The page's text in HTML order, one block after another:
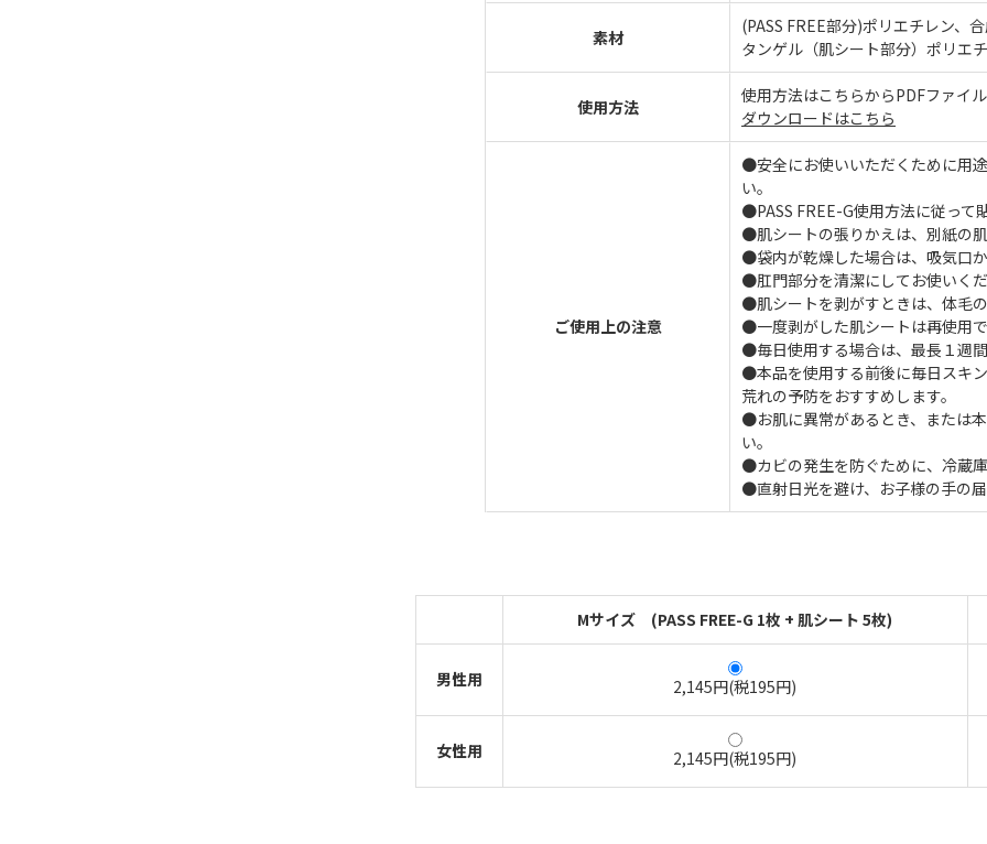
素材
(PASS FREE部分)ポリエチレン、
タンゲル（肌シート部分）ポリエ
使用方法
使用方法はこちらからPDFファイ
ダウンロードはこちら
ご使用上の注意
●安全にお使いいただくために用
い。
●PASS FREE-G使用方法に従って
●肌シートの張りかえは、別紙の
●袋内が乾燥した場合は、吸気口
●肛門部分を清潔にしてお使いく
●肌シートを剥がすときは、体毛
●一度剥がした肌シートは再使用
●毎日使用する場合は、最長１週
●本品を使用する前後に毎日スキ
荒れの予防をおすすめします。
●お肌に異常があるとき、または
い。
●カビの発生を防ぐために、冷蔵
●直射日光を避け、お子様の手の
Mサイズ (PASS FREE-G 1枚 + 肌シート 5枚)
男性用 2,145円(税195円)
女性用 2,145円(税195円)